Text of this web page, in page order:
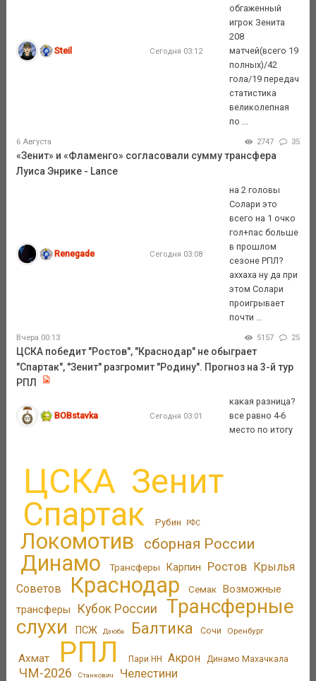
Steil Сегодня 03:12
обгаженный
игрок Зенита
208
матчей(всего 19
полных)/42
гола/19 передач
статистика
великолепная
по ...
6 Августа 2747 35
«Зенит» и «Фламенго» согласовали сумму трансфера
Луиса Энрике - Lance
Renegade Сегодня 03:08
на 2 головы
Солари это
всего на 1 очко
гол+пас больше
в прошлом
сезоне РПЛ?
аххаха ну да при
этом Солари
проигрывает
почти ...
Вчера 00:13 5157 25
ЦСКА победит "Ростов", "Краснодар" не обыграет
"Спартак", "Зенит" разгромит "Родину". Прогноз на 3-й тур
РПЛ
BOBstavka Сегодня 03:01
какая разница?
все равно 4-6
место по итогу
ЦСКА Зенит
Спартак Рубин РФС
Локомотив сборная России
Динамо Трансферы Карпин Ростов Крылья
Советов
Краснодар Семак Возможные
трансферы
Кубок России
Трансферные
слухи
ПСЖ Дзюба Балтика Сочи Оренбург
Ахмат РПЛ Пари НН Акрон Динамо Махачкала
ЧМ-2026 Станкович Челестини